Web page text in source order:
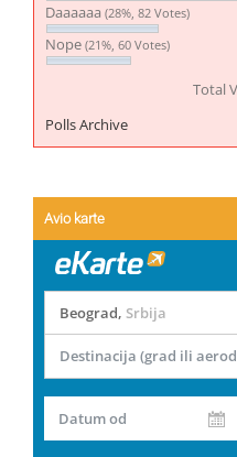
Daaaaaa (28%, 82 Votes)
Nope (21%, 60 Votes)
Total
Polls Archive
Avio karte
Beograd, Srbija
Destinacija (grad ili
Datum od